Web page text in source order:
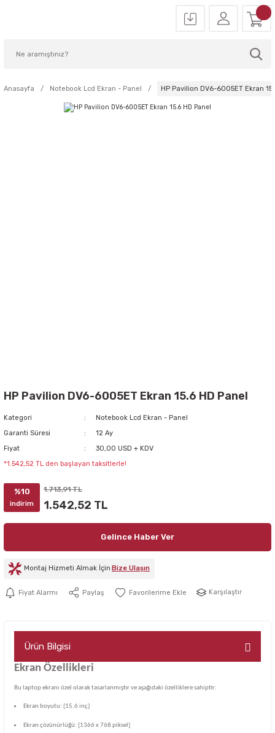
Anasayfa Notebook Lcd Ekran - Panel HP Pavilion DV6-6005ET Ekran
HP Pavilion DV6-6005ET Ekran 15.6 HD Panel
Kategori
Notebook Lcd Ekran - Panel
Garanti Süresi
12 Ay
Fiyat
30,00 USD + KDV
*1.542,52 TL den başlayan taksitlerle!
%10
indirim
1.713,91 TL
1.542,52 TL
Gelince Haber Ver
Montaj Hizmeti Almak İçin Bize Ulaşın
Fiyat Alarmı Paylaş Karşılaştır
Ürün Bilgisi
Ekran Özellikleri
Bu laptop ekranı özel olarak tasarlanmıştır ve aşağıdaki özelliklere sahiptir:
Ekran boyutu: [15.6 inç]
Ekran çözünürlüğü: [1366 x 768 piksel]